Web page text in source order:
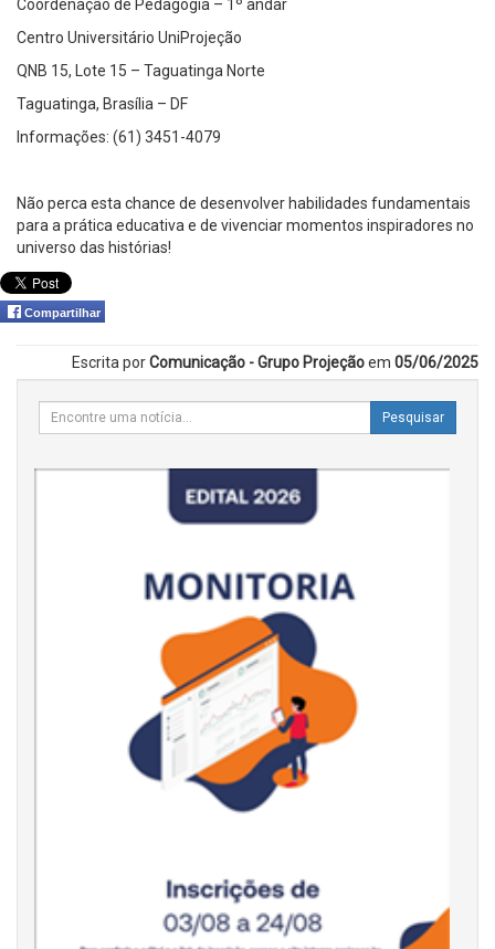
Coordenação de Pedagogia – 1º andar
Centro Universitário UniProjeção
QNB 15, Lote 15 – Taguatinga Norte
Taguatinga, Brasília – DF
Informações: (61) 3451-4079
Não perca esta chance de desenvolver habilidades fundamentais
para a prática educativa e de vivenciar momentos inspiradores no
universo das histórias!
Compartilhar
Escrita porComunicação - Grupo Projeçãoem 05/06/2025
Pesquisar